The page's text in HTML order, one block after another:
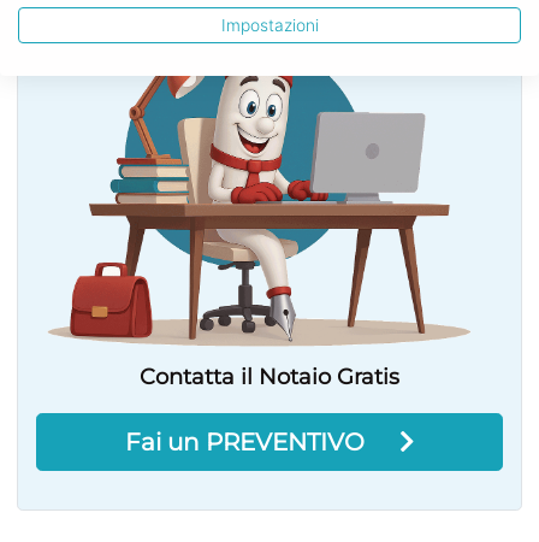
Contatta il Notaio Gratis
Fai un PREVENTIVO
Impostazioni